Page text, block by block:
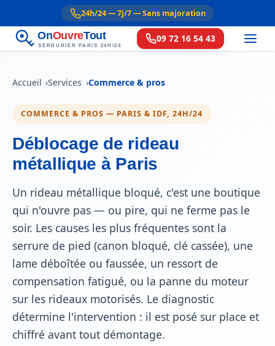
24h/24 — 7j/7 — Sans majoration
OnOuvreTout
SERRURIER PARIS 24H/24
09 72 16 54 43
Accueil Services Commerce & pros
COMMERCE & PROS — PARIS & IDF, 24H/24
Déblocage de rideau
métallique à Paris
Un rideau métallique bloqué, c'est une boutique
qui n'ouvre pas — ou pire, qui ne ferme pas le
soir. Les causes les plus fréquentes sont la
serrure de pied (canon bloqué, clé cassée), une
lame déboîtée ou faussée, un ressort de
compensation fatigué, ou la panne du moteur
sur les rideaux motorisés. Le diagnostic
détermine l'intervention : il est posé sur place et
chiffré avant tout démontage.